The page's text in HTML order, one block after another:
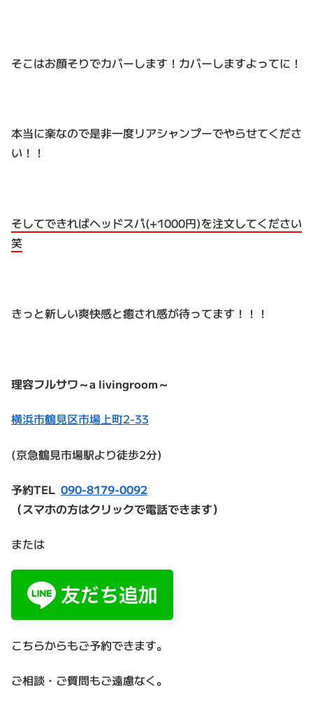
そこはお顔そりでカバーします！カバーしますよってに！
本当に楽なので是非一度リアシャンプーでやらせてくださ
い！！
そしてできればヘッドスパ(+1000円)を注文してください
笑
きっと新しい爽快感と癒され感が待ってます！！！
理容フルサワ～a livingroom～
横浜市鶴見区市場上町2-33
(京急鶴見市場駅より徒歩2分)
予約TEL 090-8179-0092
（スマホの方はクリックで電話できます）
または
こちらからもご予約できます。
ご相談・ご質問もご遠慮なく。